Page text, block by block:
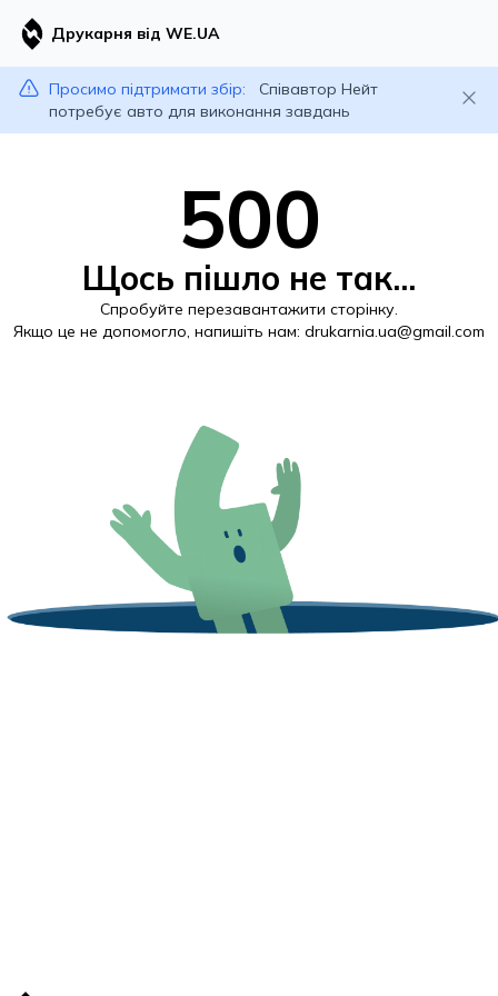
Друкарня від WE.UA
Просимо підтримати збір:
Співавтор Нейт
потребує авто для виконання завдань
500
Щось пішло не так...
Спробуйте перезавантажити сторінку.
Якщо це не допомогло, напишіть нам: drukarnia.ua@gmail.com